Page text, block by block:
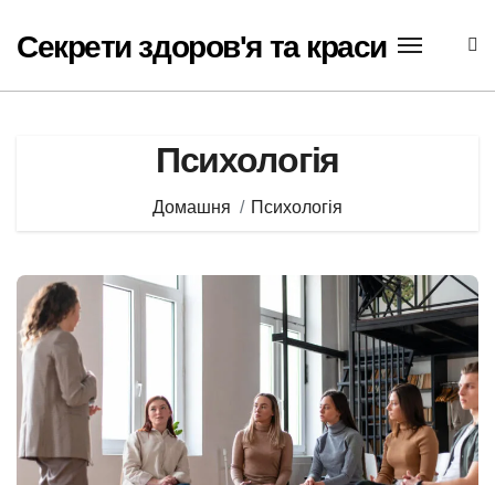
вмісту
Секрети здоров'я та краси
Психологія
Домашня Психологія